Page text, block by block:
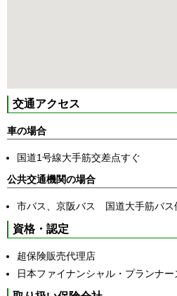
交通アクセス
車の場合
国道1号線大手筋交差点すぐ
公共交通機関の場合
市バス、京阪バス 国道大手筋バス
資格・認定
超保険販売代理店
日本ファイナンシャル・プランナー